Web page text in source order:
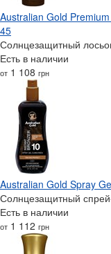
Australian Gold
45
Солнцезащитный
Есть в наличии
от 1 108 грн
Australian Gold Spray
Солнцезащитный
Есть в наличии
от 1 112 грн